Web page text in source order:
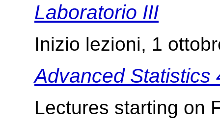
Laboratorio III
Inizio lezioni, 1
Advanced Statistics
Lectures starting on